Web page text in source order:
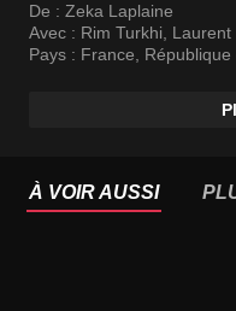
De : Zeka Laplaine
Avec : Rim Turkhi, Laurent
Pays : France,
À VOIR AUSSI